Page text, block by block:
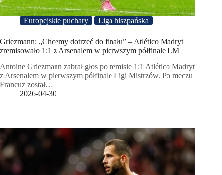
Europejskie puchary Liga hiszpańska
Griezmann: „Chcemy dotrzeć do finału” – Atlético Madryt
zremisowało 1:1 z Arsenalem w pierwszym półfinale LM
Antoine Griezmann zabrał głos po remisie 1:1 Atlético Madryt
z Arsenalem w pierwszym półfinale Ligi Mistrzów. Po meczu
Francuz został…
2026-04-30